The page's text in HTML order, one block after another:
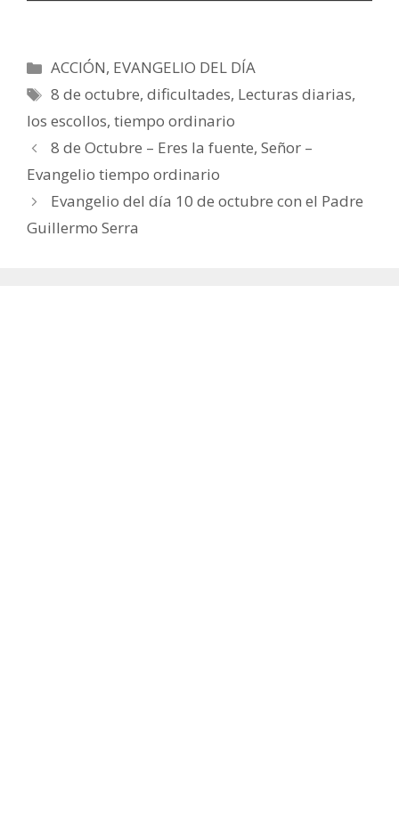
Categorías
ACCIÓN, EVANGELIO DEL DÍA
Etiquetas
8 de octubre,dificultades, Lecturas diarias,
los escollos, tiempo ordinario
8 de Octubre – Eres la fuente, Señor –
Evangelio tiempo ordinario
Evangelio del día 10 de octubre con el Padre
Guillermo Serra